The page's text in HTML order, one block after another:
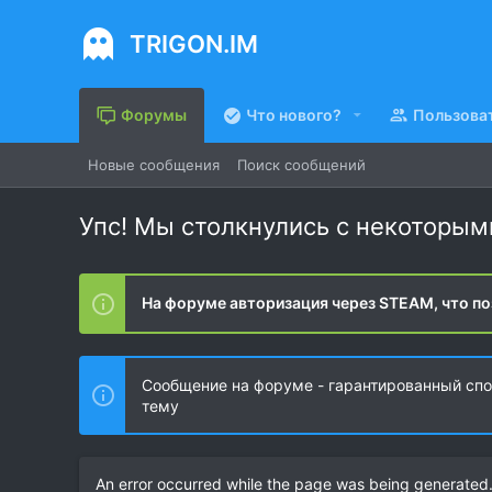
TRIGON.IM
Форумы Что нового?
Новые сообщения Поиск сообщений
Упс! Мы столкнулись с
На форуме авторизация через STEAM, что
Сообщение на форуме - гарантированный
тему
An error occurred while the page was being